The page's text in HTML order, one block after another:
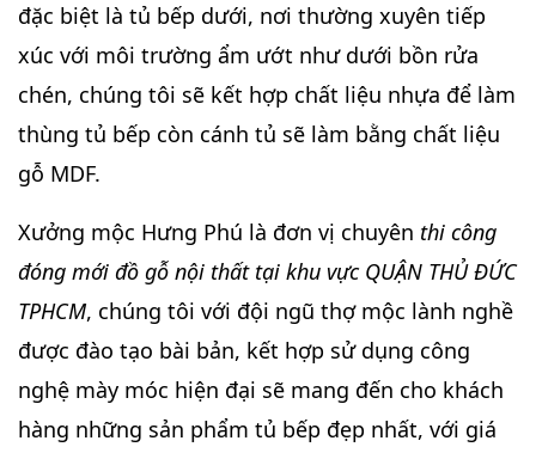
đặc biệt là tủ bếp dưới, nơi thường xuyên tiếp
xúc với môi trường ẩm ướt như dưới bồn rửa
chén, chúng tôi sẽ kết hợp chất liệu nhựa để làm
thùng tủ bếp còn cánh tủ sẽ làm bằng chất liệu
gỗ MDF.
Xưởng mộc Hưng Phú là đơn vị chuyên thi công
đóng mới đồ gỗ nội thất tại khu vực QUẬN THỦ ĐỨC
TPHCM, chúng tôi với đội ngũ thợ mộc lành nghề
được đào tạo bài bản, kết hợp sử dụng công
nghệ mày móc hiện đại sẽ mang đến cho khách
hàng những sản phẩm tủ bếp đẹp nhất, với giá